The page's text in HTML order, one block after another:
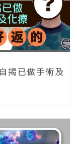
揭已做手術及